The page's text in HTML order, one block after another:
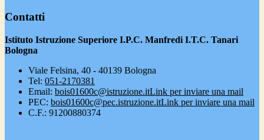
Contatti
Istituto Istruzione Superiore I.P.C. Manfredi I.T.C. Tanari
Bologna
Viale Felsina, 40 - 40139 Bologna
Tel: 051-2170381
Email: bois01600c@istruzione.itLink per inviare una mail
PEC: bois01600c@pec.istruzione.itLink per inviare una mail
C.F.: 91200880374